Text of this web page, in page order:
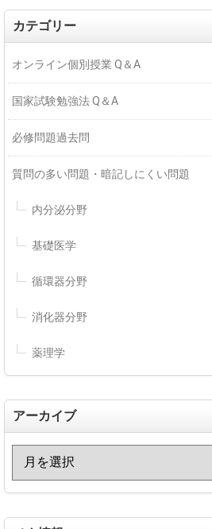
カテゴリー
オンライン個別授業 Q＆A
国家試験勉強法 Q＆A
必修問題過去問
質問の多い問題・暗記しにくい問題
内分泌分野
基礎医学
循環器分野
消化器分野
薬理学
アーカイブ